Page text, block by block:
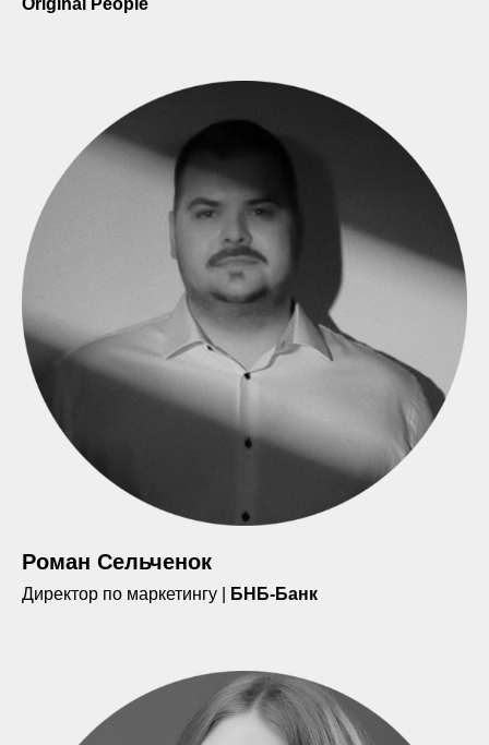
Original People
Роман Сельченок
Директор по маркетингу | БНБ-Банк